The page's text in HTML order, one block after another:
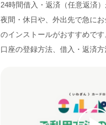
24時間借入・返済（任意返済）
夜間・休日や、外出先で急に
のインストールがおすすめです
口座の登録方法、借入・返済